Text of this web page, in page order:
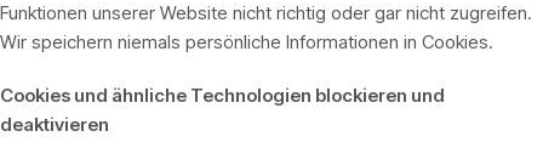
Funktionen unserer Website nicht richtig oder gar nicht zugreifen.
Wir speichern niemals persönliche Informationen in Cookies.
Cookies und ähnliche Technologien blockieren und
deaktivieren